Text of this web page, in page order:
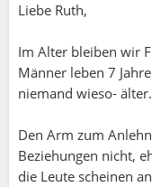
Liebe Ruth,
Im Alter bleiben wir
Männer leben 7
niemand wieso- älter.
Den Arm zum
Beziehungen nicht,
die Leute scheinen